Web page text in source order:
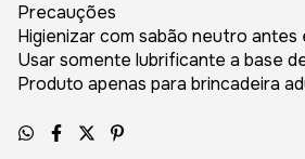
Precauções
Higienizar com sabão neutro antes
Usar somente lubrificante a base
Produto apenas para brincadeira